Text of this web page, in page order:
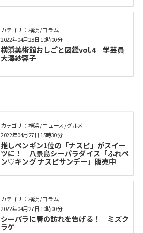
カテゴリ： 横浜 / コラム
横浜美術館おしごと図鑑――vol.4 学芸員
大澤紗蓉子
2022年04月28日 10時00分
カテゴリ： 横浜 / ニュース / グルメ
推しペンギン1位の「ナスビ」がスイー
ツに！ 八景島シーパラダイス「ふれペ
ン♡キング ナスビサンデー」販売中
2022年04月27日 15時30分
カテゴリ： 横浜 / コラム
シーパラに春の訪れを告げる！ ミズク
ラゲ
2022年04月27日 10時00分